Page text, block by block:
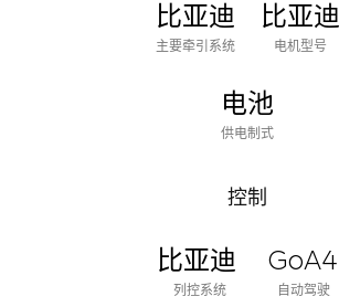
比亚迪
主要牵引系统
比亚迪
电机型号
电池
供电制式
控制
比亚迪
列控系统
GoA4
自动驾驶